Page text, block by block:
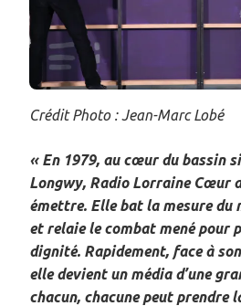
Crédit Photo : Jean-Marc Lobé
« En 1979, au cœur du bassin
Longwy, Radio Lorraine Cœur
émettre. Elle bat la mesure du
et relaie le combat mené pour
dignité. Rapidement, face à
elle devient un média d’une
chacun, chacune peut prendre